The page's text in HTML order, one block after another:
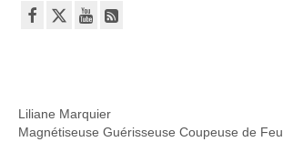
Liliane Marquier
Magnétiseuse Guérisseuse Coupeuse de Feu